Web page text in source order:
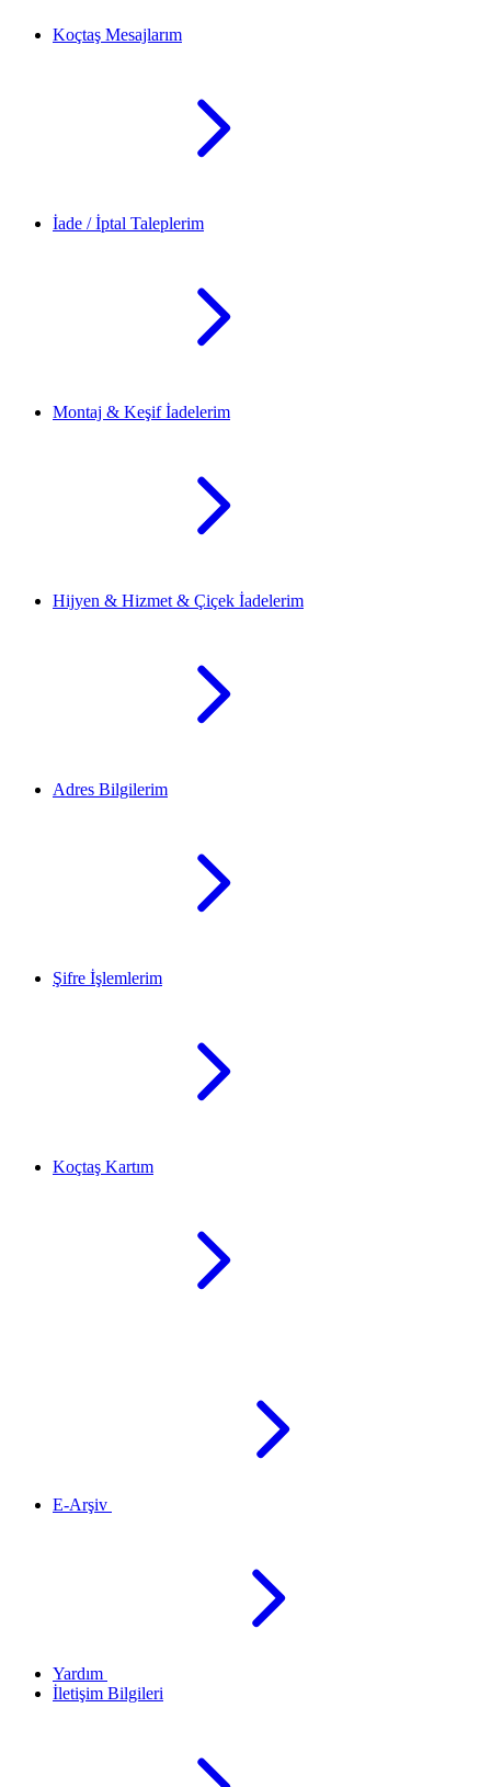
Koçtaş Mesajlarım
İade / İptal Taleplerim
Montaj & Keşif İadelerim
Hijyen & Hizmet & Çiçek İadelerim
Adres Bilgilerim
Şifre İşlemlerim
Koçtaş Kartım
E-Arşiv
Yardım
İletişim Bilgileri